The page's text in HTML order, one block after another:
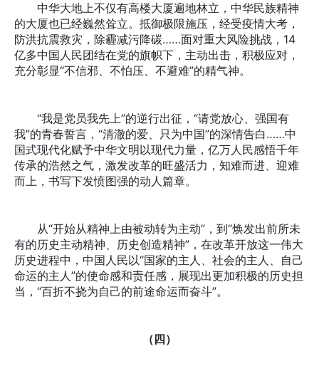
中华大地上不仅有高楼大厦遍地林立，中华民族精神
的大厦也已经巍然耸立。抵御极限施压，经受疫情大考，
防洪抗震救灾，除霾减污降碳……面对重大风险挑战，14
亿多中国人民团结在党的旗帜下，主动出击，积极应对，
充分彰显“不信邪、不怕压、不避难”的精气神。
“我是党员我先上”的逆行出征，“请党放心、强国有
我”的青春誓言，“清澈的爱、只为中国”的深情告白……中
国式现代化赋予中华文明以现代力量，亿万人民感悟千年
传承的浩然之气，激发改革的旺盛活力，知难而进、迎难
而上，书写下发愤图强的动人篇章。
从“开始从精神上由被动转为主动”，到“焕发出前所未
有的历史主动精神、历史创造精神”，在改革开放这一伟大
历史进程中，中国人民以“国家的主人、社会的主人、自己
命运的主人”的使命感和责任感，展现出更加积极的历史担
当，“百折不挠为自己的前途命运而奋斗”。
（四）